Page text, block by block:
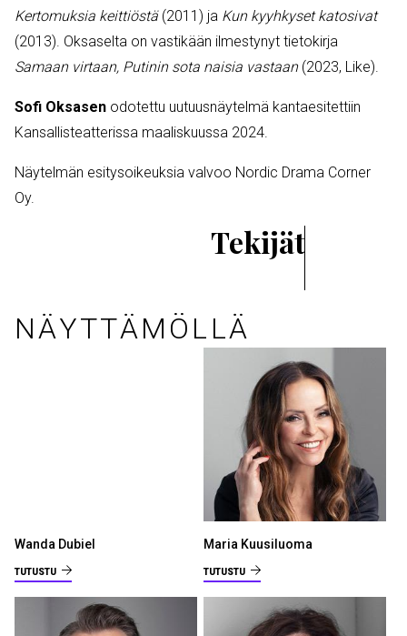
Kertomuksia keittiöstä(2011) ja Kun kyyhkyset katosivat
(2013). Oksaselta on vastikään ilmestynyt tietokirja
Samaan virtaan, Putinin sota naisia vastaan(2023, Like).
Sofi Oksasen odotettu uutuusnäytelmä kantaesitettiin
Kansallisteatterissa maaliskuussa 2024.
Näytelmän esitysoikeuksia valvoo Nordic Drama Corner
Oy.
Tekijät
NÄYTTÄMÖLLÄ
Wanda Dubiel
TUTUSTU
Maria Kuusiluoma
TUTUSTU